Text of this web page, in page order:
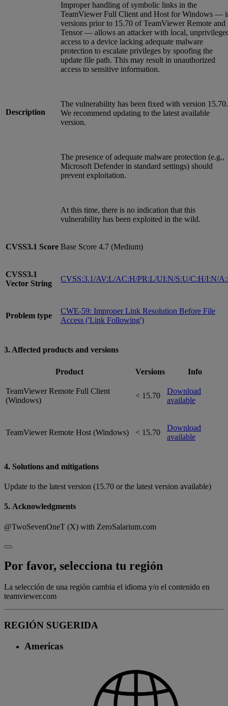
Description
Improper handling of symbolic links in the
TeamViewer Full Client and Host for Windows —
versions prior to 15.70 of TeamViewer Remote and
Tensor — allows an attacker with local,
access to a device lacking adequate malware
protection to escalate privileges by spoofing the
update file path. This may result in unauthorized
access to sensitive information.
The vulnerability has been fixed with version 15.70.
We recommend updating to the latest available
version.
The presence of adequate malware protection (e.g.,
Microsoft Defender in standard settings) should
prevent exploitation.
At this time, there is no indication that this
vulnerability has been exploited in the wild.
CVSS3.1 Score Base Score 4.7 (Medium)
CVSS3.1
Vector String
CVSS:3.1/AV:L/AC:H/PR:L/UI:N/S:U/C:H/I:N/
Problem type
CWE-59: Improper Link Resolution Before File
Access ('Link Following')
3. Affected products and versions
Product Versions Info
TeamViewer Remote Full Client
(Windows)
< 15.70
Download
available
TeamViewer Remote Host (Windows) < 15.70
Download
available
4. Solutions and mitigations
Update to the latest version (15.70 or the latest version available)
5. Acknowledgments
@TwoSevenOneT (X) with ZeroSalarium.com
Por favor, selecciona tu región
La selección de una región cambia el idioma y/o el contenido en
teamviewer.com
REGIÓN SUGERIDA
Americas